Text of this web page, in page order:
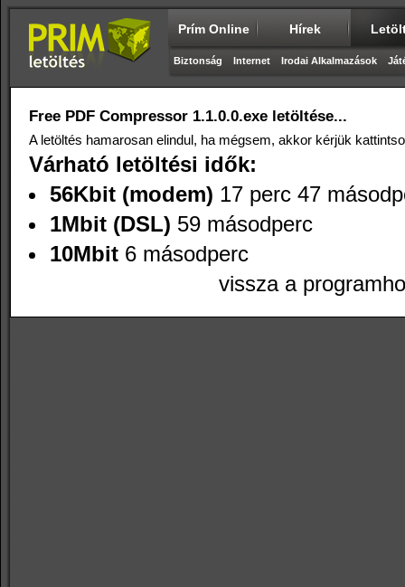
Prím Online Hírek
Biztonság Internet Irodai Alkalmazások
Free PDF Compressor 1.1.0.0.exe letöltése...
A letöltés hamarosan elindul, ha mégsem, akkor kérjük
Várható letöltési idők:
56Kbit (modem) 17 perc 47
1Mbit (DSL) 59 másodperc
10Mbit 6 másodperc
vissza a